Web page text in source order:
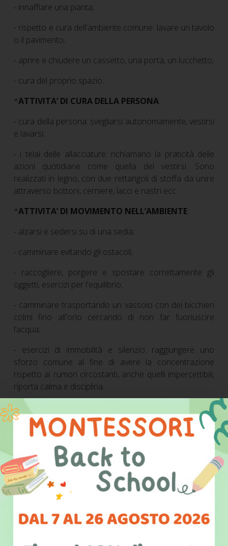
- innaffiare una pianta;
- rispetto e cura dell'ambiente comune: lavare un tavolo
o il pavimento;
- aprire e chiudere un cassetto, una porta, un lucchetto;
- cura del proprio spazio.
*ATTIVITA’ DI CURA DELLA PERSONA:
- cura della persona: svegliarsi autonomamente, vestirsi
e lavarsi;
- i telai delle allacciature: richiamano la praticità delle
azioni quotidiane come quella del vestirsi. Sono
realizzati in legno, con due rettangoli di stoffa da unire
attraverso bottoni, cerniere, lacci e nastri ecc.
*ATTIVITA’ DI MOVIMENTO NELL’AMBIENTE:
- alzarsi e sedersi su di una sedia;
- camminare evitando gli ostacoli;
- raccogliere, porgere e spostare correttamente gli
oggetti, esercizi per l'equilibrio;
- camminare trasportando un vassoio con dei bicchieri
colmi fino all'orlo cercando di non far fuoriuscire
l’acqua;
- esercizi di immobilità e silenzio: raggiungere uno
sforzo comune al fine di avere la concentrazione
rispetto ai rumori circostanti, anche quelli impercettibili,
riporta calma e disciplina.
*ATTIVITA’ SOCIALI, LA CURA ‘DELL’ALTRO’
- l'organizzazione del pranzo: servirsi da solo,
apparecchiare, sparecchiare, servire gli altri;
- rispettare il riposo degli altri;
- rispetto dello spazio e dei tempi dell'altro;
ATTIVITÀ PER SVILUPPARE LA MOTRICITÀ FINE